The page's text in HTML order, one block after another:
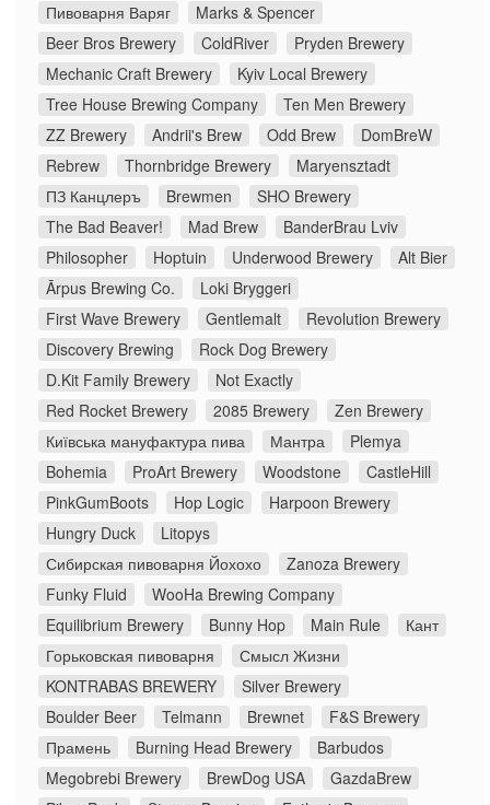
Пивоварня Варяг
Marks & Spencer
Beer Bros Brewery
ColdRiver
Pryden Brewery
Mechanic Craft Brewery
Kyiv Local Brewery
Tree House Brewing Company
Ten Men Brewery
ZZ Brewery
Andrii's Brew Odd Brew
DomBreW
Rebrew
Thornbridge Brewery
Maryensztadt
ПЗ Канцлеръ
Brewmen
SHO Brewery
The Bad Beaver!
Mad Brew
BanderBrau Lviv
Philosopher
Hoptuin Underwood Brewery
Alt Bier
Ārpus Brewing Co.
Loki Bryggeri
First Wave Brewery
Gentlemalt
Revolution Brewery
Discovery Brewing
Rock Dog Brewery
D.Kit Family Brewery
Not Exactly
Red Rocket Brewery
2085 Brewery
Zen Brewery
Київська мануфактура пива
Мантра
Plemya
Bohemia
ProArt Brewery Woodstone
CastleHill
PinkGumBoots
Hop Logic
Harpoon Brewery
Hungry Duck
Litopys
Сибирская пивоварня Йохохо
Zanoza Brewery
Funky Fluid
WooHa Brewing Company
Equilibrium Brewery
Bunny Hop Main Rule
Кант
Горьковская пивоварня
Смысл Жизни
KONTRABAS BREWERY
Silver Brewery
Boulder Beer
Telmann Brewnet
F&S Brewery
Прамень
Burning Head Brewery
Barbudos
Megobrebi Brewery
BrewDog USA
GazdaBrew